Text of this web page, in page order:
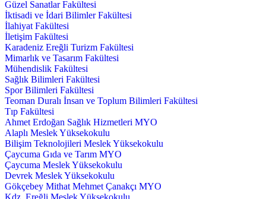
Güzel Sanatlar Fakültesi
İktisadi ve İdari Bilimler Fakültesi
İlahiyat Fakültesi
İletişim Fakültesi
Karadeniz Ereğli Turizm Fakültesi
Mimarlık ve Tasarım Fakültesi
Mühendislik Fakültesi
Sağlık Bilimleri Fakültesi
Spor Bilimleri Fakültesi
Teoman Duralı İnsan ve Toplum Bilimleri Fakültesi
Tıp Fakültesi
Ahmet Erdoğan Sağlık Hizmetleri MYO
Alaplı Meslek Yüksekokulu
Bilişim Teknolojileri Meslek Yüksekokulu
Çaycuma Gıda ve Tarım MYO
Çaycuma Meslek Yüksekokulu
Devrek Meslek Yüksekokulu
Gökçebey Mithat Mehmet Çanakçı MYO